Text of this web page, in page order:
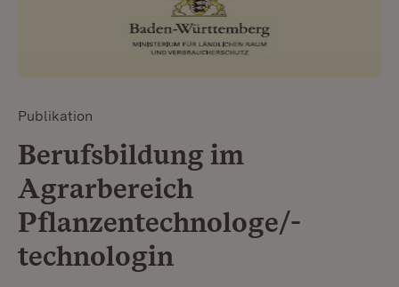
Publikation
Berufsbildung im
Agrarbereich
Pflanzentechnologe/-
technologin